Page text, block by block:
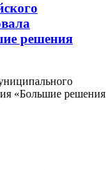
решения
«Большие решения